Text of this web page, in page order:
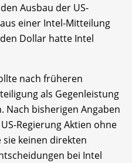
Ausbau der US-
einer Intel-Mitteilung
Dollar hatte Intel
nach früheren
als Gegenleistung
Nach bisherigen Angaben
Regierung Aktien ohne
keinen direkten
bei Intel